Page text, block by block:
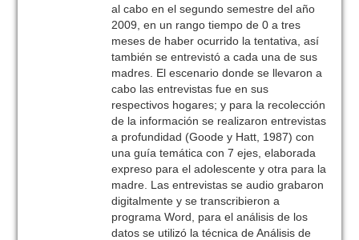
al cabo en el segundo semestre del año
2009, en un rango tiempo de 0 a tres
meses de haber ocurrido la tentativa, así
también se entrevistó a cada una de sus
madres. El escenario donde se llevaron a
cabo las entrevistas fue en sus
respectivos hogares; y para la recolección
de la información se realizaron entrevistas
a profundidad (Goode y Hatt, 1987) con
una guía temática con 7 ejes, elaborada
expreso para el adolescente y otra para la
madre. Las entrevistas se audio grabaron
digitalmente y se transcribieron a
programa Word, para el análisis de los
datos se utilizó la técnica de Análisis de